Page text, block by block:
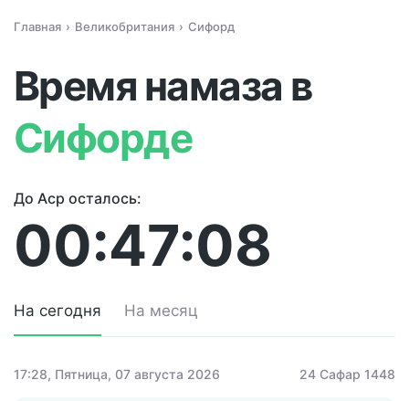
Главная Великобритания Сифорд
Время намаза в
Сифорде
До Аср осталось:
00:47:08
На сегодня На месяц
17:28, Пятница, 07 августа 2026 24 Сафар 1448